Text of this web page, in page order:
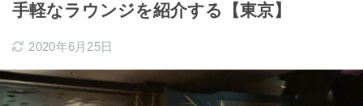
手軽なラウンジを紹介する【東京】
2020年6月25日